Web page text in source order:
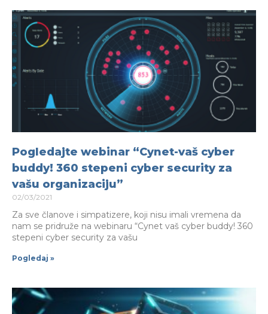
Pogledajte webinar “Cynet-vaš cyber
buddy! 360 stepeni cyber security za
vašu organizaciju”
02/03/2021
Za sve članove i simpatizere, koji nisu imali vremena da
nam se pridruže na webinaru “Cynet vaš cyber buddy! 360
stepeni cyber security za vašu
Pogledaj »